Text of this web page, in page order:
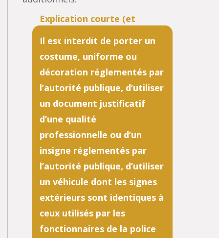
Il est interdit de porter un
costume, uniforme ou
décoration réglementés par
l’autorité publique, d’utiliser
un document justificatif
d’une qualité
professionnelle ou d’un
insigne réglementés par
l’autorité publique, d’utiliser
un véhicule dont les signes
extérieurs sont identiques à
ceux utilisés par les
fonctionnaires de la police